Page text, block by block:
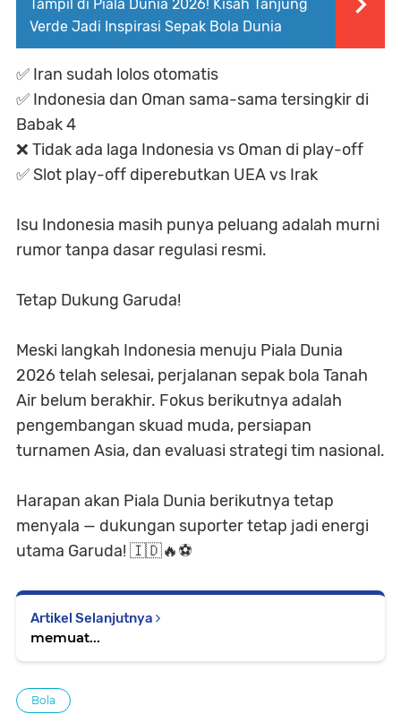
Tampil di Piala Dunia 2026! Kisah Tanjung
Verde Jadi Inspirasi Sepak Bola Dunia
✅ Iran sudah lolos otomatis
✅ Indonesia dan Oman sama-sama tersingkir di
Babak 4
❌ Tidak ada laga Indonesia vs Oman di play-off
✅ Slot play-off diperebutkan UEA vs Irak
Isu Indonesia masih punya peluang adalah murni
rumor tanpa dasar regulasi resmi.
Tetap Dukung Garuda!
Meski langkah Indonesia menuju Piala Dunia
2026 telah selesai, perjalanan sepak bola Tanah
Air belum berakhir. Fokus berikutnya adalah
pengembangan skuad muda, persiapan
turnamen Asia, dan evaluasi strategi tim nasional.
Harapan akan Piala Dunia berikutnya tetap
menyala — dukungan suporter tetap jadi energi
utama Garuda! 🇮🇩🔥⚽
Artikel Selanjutnya
memuat...
Bola